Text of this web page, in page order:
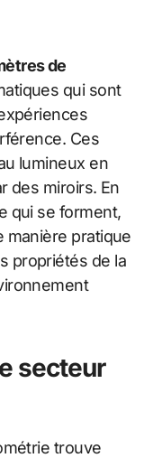
de
qui sont
Ces
lumineux en
des miroirs. En
qui se forment,
manière pratique
propriétés de la
secteur
trouve